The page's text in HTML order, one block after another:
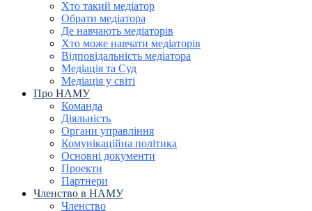
Хто такий медіатор
Обрати медіатора
Де навчають медіаторів
Хто може навчати медіаторів
Відповідальність медіатора
Медіація та Суд
Медіація у світі
Про НАМУ
Команда
Діяльність
Органи управління
Комунікаційна політика
Основні документи
Проекти
Партнери
Членство в НАМУ
Членство